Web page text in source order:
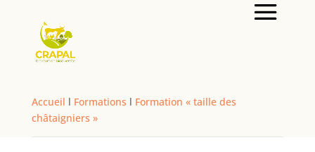
Accueil l Formations l Formation « taille des
châtaigniers »